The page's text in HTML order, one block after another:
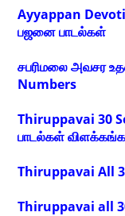
Ayyappan
பஜனை பாடல்கள்
சபரிமலை அவசர
Numbers
Thiruppavai 30
பாடல்கள்
Thiruppavai All
Thiruppavai all